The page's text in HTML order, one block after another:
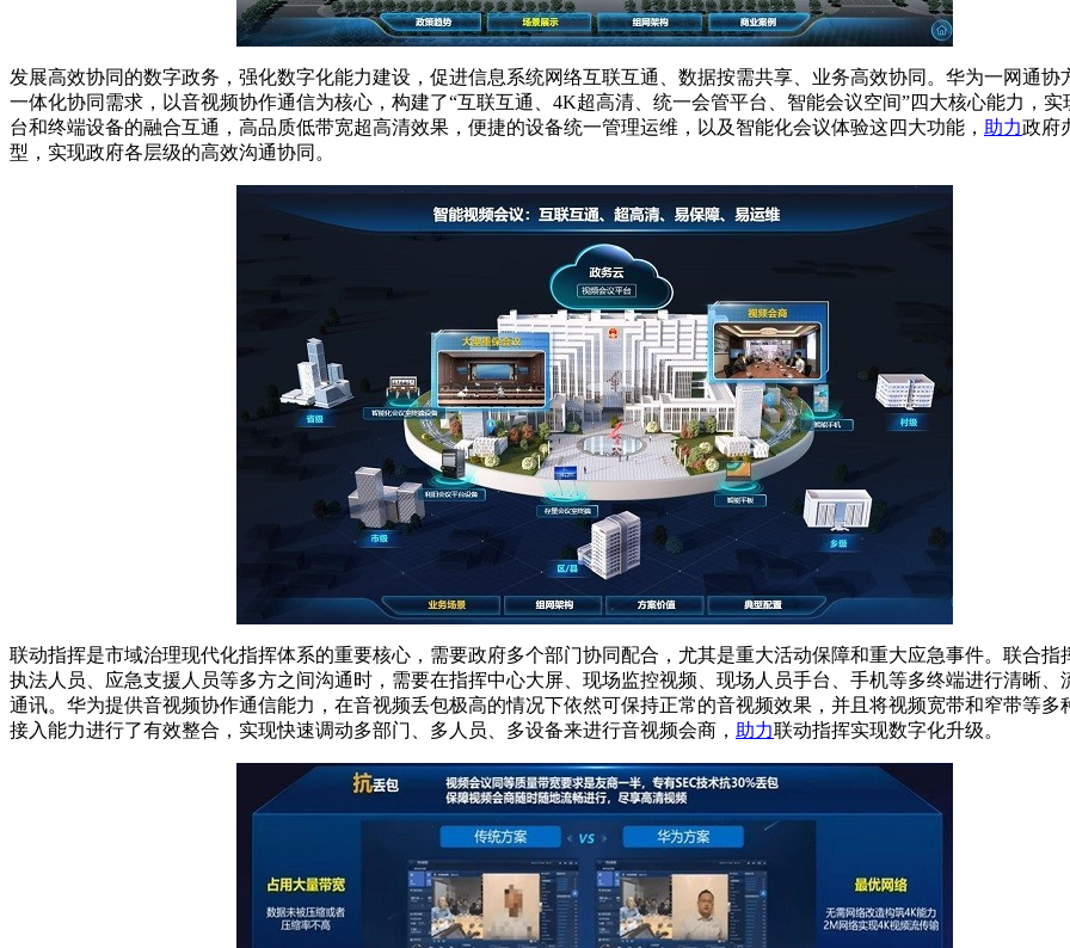
发展高效协同的数字政务，强化数字化能力建设，促进信息系统网络互联互通、数据按需共享、业务高效协同。华为一网通协
一体化协同需求，以音视频协作通信为核心，构建了“互联互通、4K超高清、统一会管平台、智能会议空间”四大核心能力，实
台和终端设备的融合互通，高品质低带宽超高清效果，便捷的设备统一管理运维，以及智能化会议体验这四大功能， 助力政府
型，实现政府各层级的高效沟通协同。
联动指挥是市域治理现代化指挥体系的重要核心，需要政府多个部门协同配合，尤其是重大活动保障和重大应急事件。联合指
执法人员、应急支援人员等多方之间沟通时，需要在指挥中心大屏、现场监控视频、现场人员手台、手机等多终端进行清晰、
通讯。华为提供音视频协作通信能力，在音视频丢包极高的情况下依然可保持正常的音视频效果，并且将视频宽带和窄带等多
接入能力进行了有效整合，实现快速调动多部门、多人员、多设备来进行音视频会商， 助力联动指挥实现数字化升级。